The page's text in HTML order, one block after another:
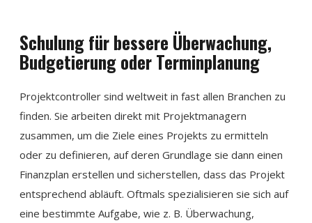
Schulung für bessere Überwachung,
Budgetierung oder Terminplanung
Projektcontroller sind weltweit in fast allen Branchen zu
finden. Sie arbeiten direkt mit Projektmanagern
zusammen, um die Ziele eines Projekts zu ermitteln
oder zu definieren, auf deren Grundlage sie dann einen
Finanzplan erstellen und sicherstellen, dass das Projekt
entsprechend abläuft. Oftmals spezialisieren sie sich auf
eine bestimmte Aufgabe, wie z. B. Überwachung,